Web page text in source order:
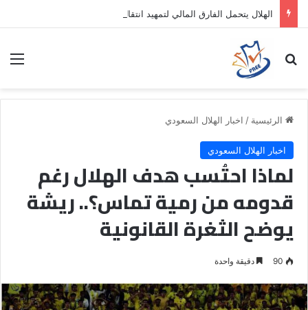
بحث عن
الرئيسية / اخبار الهلال السعودي
اخبار الهلال السعودي
لماذا احتُسب هدف الهلال رغم
قدومه من رمية تماس؟.. ريشة
يوضح الثغرة القانونية
90 دقيقة واحدة